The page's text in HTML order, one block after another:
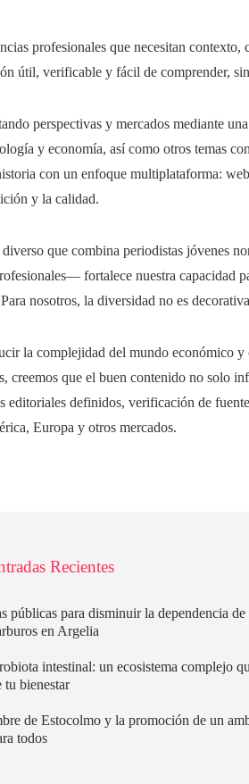
profesionales que necesitan
útil, verificable y fácil de comprender,
perspectivas y mercados mediante
y economía, así como otros temas
con un enfoque multiplataforma:
y la calidad.
que combina periodistas jóvenes
fortalece nuestra capacidad
nosotros, la diversidad no es
la complejidad del mundo económico
creemos que el buen contenido no solo
editoriales definidos, verificación de
Europa y otros mercados.
Recientes
públicas para disminuir la dependencia de
en Argelia
intestinal: un ecosistema complejo
tu bienestar
de Estocolmo y la promoción de un
todos